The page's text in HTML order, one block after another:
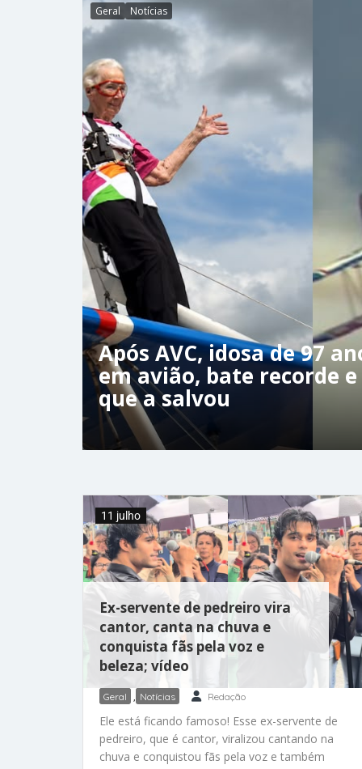
Geral Notícias
Após AVC, idosa de 97
em avião, bate recorde
que a salvou
Ex-servente de pedreiro vira
cantor, canta na chuva e
conquista fãs pela voz e
beleza; vídeo
11 julho
Geral , Notícias Redação
Ele está ficando famoso! Esse ex-servente de
pedreiro, que é cantor, viralizou cantando na
chuva e conquistou fãs pela voz e também